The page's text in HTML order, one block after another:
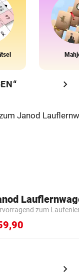
chevron_right
zum
chevron_right